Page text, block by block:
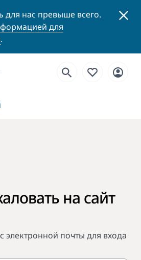
для нас превыше всего.
для
.
на сайт
электронной почты для входа